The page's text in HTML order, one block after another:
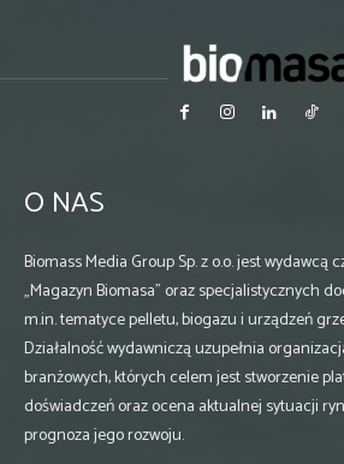
O NAS
Biomass Media Group Sp. z o.o. jest wydawcą
„Magazyn Biomasa” oraz specjalistycznych
m.in. tematyce pelletu, biogazu i urządzeń
Działalność wydawniczą uzupełnia
branżowych, których celem jest stworzenie
doświadczeń oraz ocena aktualnej sytuacji
prognoza jego rozwoju.